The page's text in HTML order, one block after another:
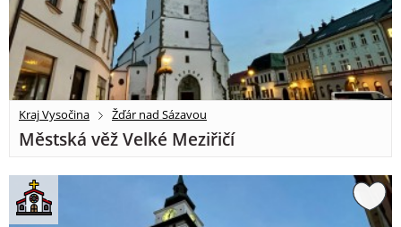
Kraj Vysočina Žďár nad Sázavou
Městská věž Velké Meziřičí